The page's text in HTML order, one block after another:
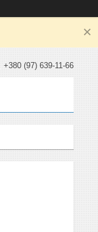
+380 (97) 639-11-66